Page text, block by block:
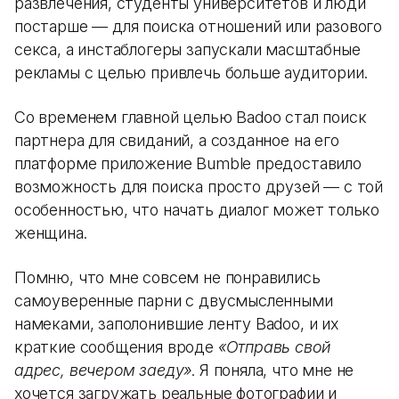
постарше — для поиска отношений или разового
секса, а инстаблогеры запускали масштабные
рекламы с целью привлечь больше аудитории.
Со временем главной целью Badoo стал поиск
партнера для свиданий, а созданное на его
платформе приложение Bumble предоставило
возможность для поиска просто друзей — с той
особенностью, что начать диалог может только
женщина.
Помню, что мне совсем не понравились
самоуверенные парни с двусмысленными
намеками, заполонившие ленту Badoo, и их
краткие сообщения вроде «Отправь свой
адрес, вечером заеду». Я поняла, что мне не
хочется загружать реальные фотографии и